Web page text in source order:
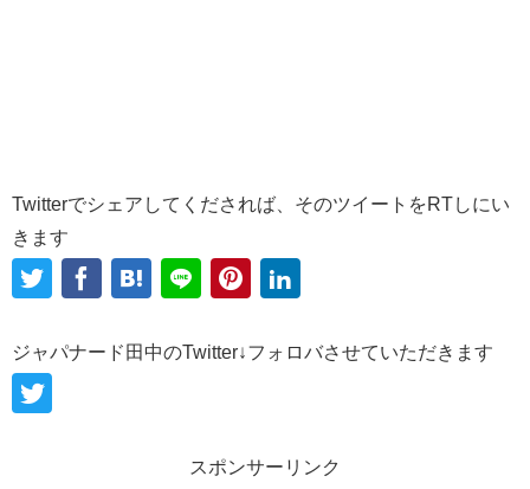
Twitterでシェアしてくだされば、そのツイートをRTしにい
きます
ジャパナード田中のTwitter↓フォロバさせていただきます
スポンサーリンク